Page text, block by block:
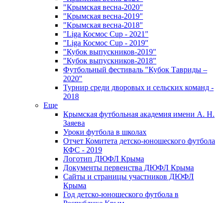
"Крымская весна-2020"
"Крымская весна-2019"
"Крымская весна-2018"
"Liga Космос Cup - 2021"
"Liga Космос Cup - 2019"
"Кубок выпускников-2019"
"Кубок выпускников-2018"
Футбольный фестиваль "Кубок Тавриды –
2020"
Турнир среди дворовых и сельских команд -
2018
Еще
Крымская футбольная академия имени А. Н.
Заяева
Уроки футбола в школах
Отчет Комитета детско-юношеского футбола
КФС - 2019
Логотип ДЮФЛ Крыма
Документы первенства ДЮФЛ Крыма
Сайты и страницы участников ДЮФЛ
Крыма
Год детско-юношеского футбола в